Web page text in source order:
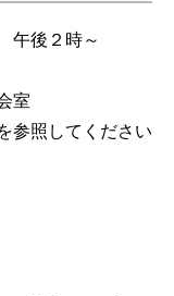
後２時～
室
参照してください